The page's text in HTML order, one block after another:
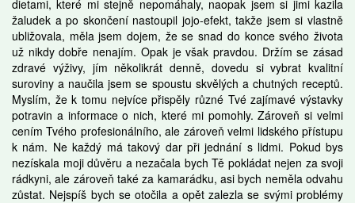
dietami, které mi stejně nepomáhaly, naopak jsem si jimi kazila
žaludek a po skončení nastoupil jojo-efekt, takže jsem si vlastně
ubližovala, měla jsem dojem, že se snad do konce svého života
už nikdy dobře nenajím. Opak je však pravdou. Držím se zásad
zdravé výživy, jím několikrát denně, dovedu si vybrat kvalitní
suroviny a naučila jsem se spoustu skvělých a chutných receptů.
Myslím, že k tomu nejvíce přispěly různé Tvé zajímavé výstavky
potravin a informace o nich, které mi pomohly. Zároveň si velmi
cením Tvého profesionálního, ale zároveň velmi lidského přístupu
k nám. Ne každý má takový dar při jednání s lidmi. Pokud bys
nezískala moji důvěru a nezačala bych Tě pokládat nejen za svoji
rádkyni, ale zároveň také za kamarádku, asi bych neměla odvahu
zůstat. Nejspíš bych se otočila a opět zalezla se svými problémy